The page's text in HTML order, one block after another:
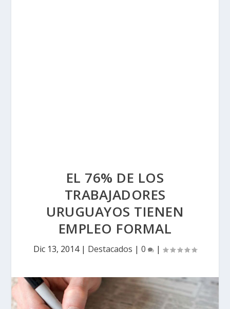
EL 76% DE LOS
TRABAJADORES
URUGUAYOS TIENEN
EMPLEO FORMAL
Dic 13, 2014| Destacados | 0 |